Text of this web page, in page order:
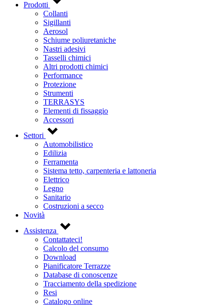
Prodotti
Collanti
Sigillanti
Aerosol
Schiume poliuretaniche
Nastri adesivi
Tasselli chimici
Altri prodotti chimici
Performance
Protezione
Strumenti
TERRASYS
Elementi di fissaggio
Accessori
Settori
Automobilistico
Edilizia
Ferramenta
Sistema tetto, carpenteria e lattoneria
Elettrico
Legno
Sanitario
Costruzioni a secco
Novità
Assistenza
Contattateci!
Calcolo del consumo
Download
Pianificatore Terrazze
Database di conoscenze
Tracciamento della spedizione
Resi
Catalogo online